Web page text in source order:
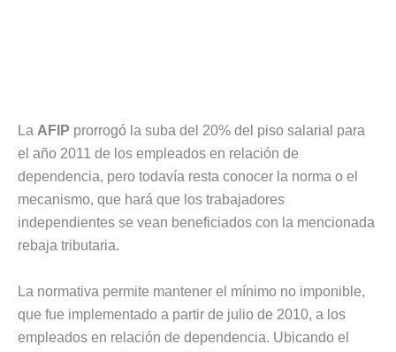
La AFIP prorrogó la suba del 20% del piso salarial para
el año 2011 de los empleados en relación de
dependencia, pero todavía resta conocer la norma o el
mecanismo, que hará que los trabajadores
independientes se vean beneficiados con la mencionada
rebaja tributaria.
La normativa permite mantener el mínimo no imponible,
que fue implementado a partir de julio de 2010, a los
empleados en relación de dependencia. Ubicando el